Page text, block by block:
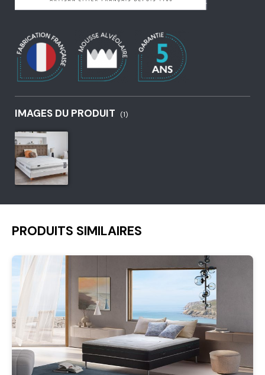
IMAGES DU PRODUIT (1)
PRODUITS SIMILAIRES